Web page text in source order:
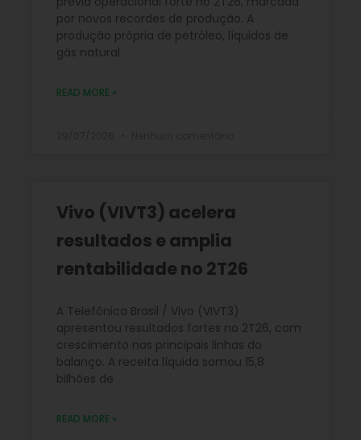
por novos recordes de produção. A
produção própria de petróleo, líquidos de
gás natural
READ MORE »
Vivo (VIVT3) acelera
resultados e amplia
rentabilidade no 2T26
A Telefônica Brasil / Vivo (VIVT3)
apresentou resultados fortes no 2T26, com
crescimento nas principais linhas do
balanço. A receita líquida somou 15,8
bilhões de
READ MORE »